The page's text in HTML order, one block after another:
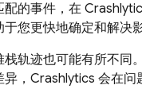
配的事件，在
您更快地确定和解决
轨迹也可能有所不同
， Crashlytics 会在问